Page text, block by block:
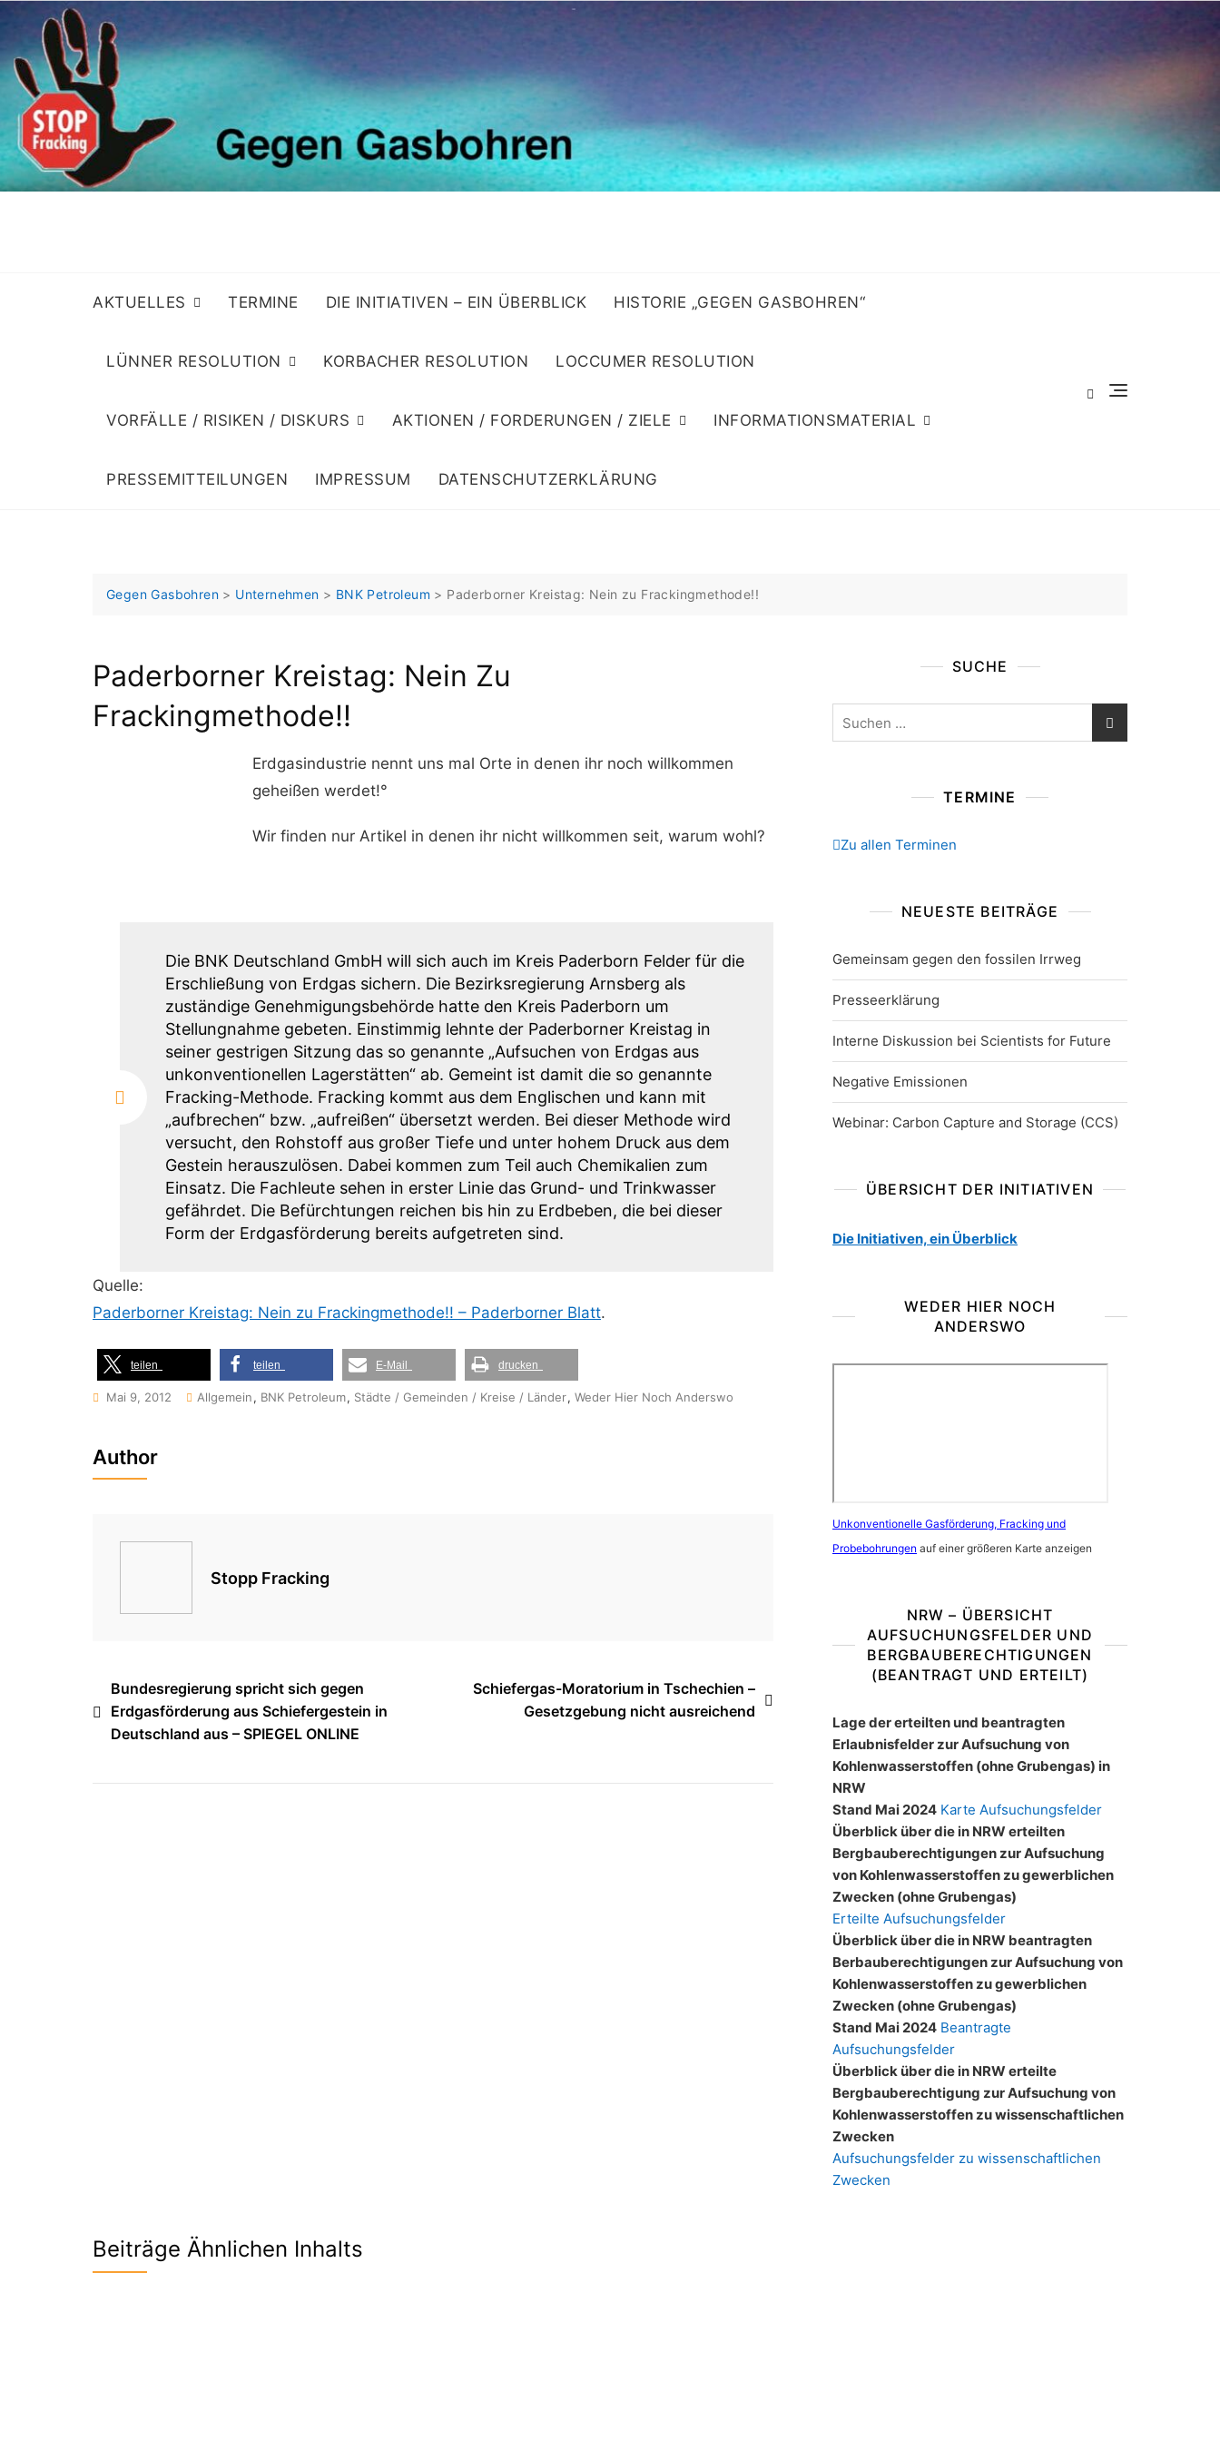
content
AKTUELLES TERMINE DIE INITIATIVEN – EIN ÜBERBLICK HISTORIE „GEGEN GASBOHREN“
LÜNNER RESOLUTION KORBACHER RESOLUTION LOCCUMER RESOLUTION
VORFÄLLE / RISIKEN / DISKURS AKTIONEN / FORDERUNGEN / ZIELE INFORMATIONSMATERIAL
PRESSEMITTEILUNGEN IMPRESSUM DATENSCHUTZERKLÄRUNG
Gegen Gasbohren > Unternehmen > BNK Petroleum > Paderborner Kreistag: Nein zu Frackingmethode!!
Paderborner Kreistag: Nein Zu
Frackingmethode!!
Erdgasindustrie nennt uns mal Orte in denen ihr noch willkommen
geheißen werdet!°
Wir finden nur Artikel in denen ihr nicht willkommen seit, warum wohl?
Die BNK Deutschland GmbH will sich auch im Kreis Paderborn Felder für die
Erschließung von Erdgas sichern. Die Bezirksregierung Arnsberg als
zuständige Genehmigungsbehörde hatte den Kreis Paderborn um
Stellungnahme gebeten. Einstimmig lehnte der Paderborner Kreistag in
seiner gestrigen Sitzung das so genannte „Aufsuchen von Erdgas aus
unkonventionellen Lagerstätten“ ab. Gemeint ist damit die so genannte
Fracking-Methode. Fracking kommt aus dem Englischen und kann mit
„aufbrechen“ bzw. „aufreißen“ übersetzt werden. Bei dieser Methode wird
versucht, den Rohstoff aus großer Tiefe und unter hohem Druck aus dem
Gestein herauszulösen. Dabei kommen zum Teil auch Chemikalien zum
Einsatz. Die Fachleute sehen in erster Linie das Grund- und Trinkwasser
gefährdet. Die Befürchtungen reichen bis hin zu Erdbeben, die bei dieser
Form der Erdgasförderung bereits aufgetreten sind.
Quelle:
Paderborner Kreistag: Nein zu Frackingmethode!! – Paderborner Blatt.
teilen teilen E-Mail drucken
Mai 9, 2012 Allgemein, BNK Petroleum, Städte / Gemeinden / Kreise / Länder, Weder Hier Noch Anderswo
Author
Stopp Fracking
Beitragsnavigation
Bundesregierung spricht sich gegen
Erdgasförderung aus Schiefergestein in
Deutschland aus – SPIEGEL ONLINE
Schiefergas-Moratorium in Tschechien –
Gesetzgebung nicht ausreichend
SUCHE
TERMINE
Zu allen Terminen
NEUESTE BEITRÄGE
Gemeinsam gegen den fossilen Irrweg
Presseerklärung
Interne Diskussion bei Scientists for Future
Negative Emissionen
Webinar: Carbon Capture and Storage (CCS)
ÜBERSICHT DER INITIATIVEN
Die Initiativen, ein Überblick
WEDER HIER NOCH
ANDERSWO
Unkonventionelle Gasförderung, Fracking und
Probebohrungen auf einer größeren Karte anzeigen
NRW – ÜBERSICHT
AUFSUCHUNGSFELDER UND
BERGBAUBERECHTIGUNGEN
(BEANTRAGT UND ERTEILT)
Lage der erteilten und beantragten
Erlaubnisfelder zur Aufsuchung von
Kohlenwasserstoffen (ohne Grubengas) in
NRW
Stand Mai 2024 Karte Aufsuchungsfelder
Überblick über die in NRW erteilten
Bergbauberechtigungen zur Aufsuchung
von Kohlenwasserstoffen zu gewerblichen
Zwecken (ohne Grubengas)
Erteilte Aufsuchungsfelder
Überblick über die in NRW beantragten
Berbauberechtigungen zur Aufsuchung von
Kohlenwasserstoffen zu gewerblichen
Zwecken (ohne Grubengas)
Stand Mai 2024 Beantragte
Aufsuchungsfelder
Überblick über die in NRW erteilte
Bergbauberechtigung zur Aufsuchung von
Kohlenwasserstoffen zu wissenschaftlichen
Zwecken
Aufsuchungsfelder zu wissenschaftlichen
Zwecken
Beiträge Ähnlichen Inhalts